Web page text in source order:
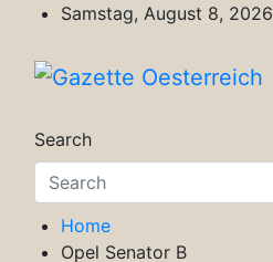
content
Samstag, August 8, 2026
Search
Home
Opel Senator B